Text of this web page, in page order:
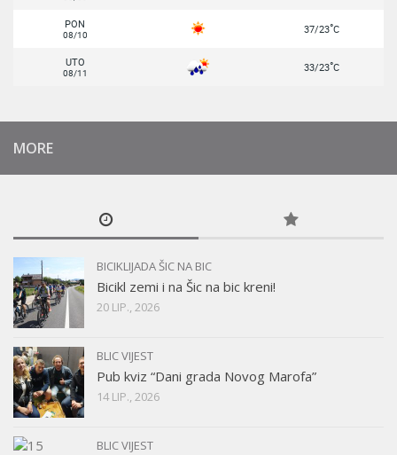
PON
08/10 37/23°C
UTO
08/11 33/23°C
MORE
BICIKLIJADA ŠIC NA BIC
Bicikl zemi i na Šic na bic kreni!
20 LIP., 2026
BLIC VIJEST
Pub kviz “Dani grada Novog Marofa”
14 LIP., 2026
BLIC VIJEST